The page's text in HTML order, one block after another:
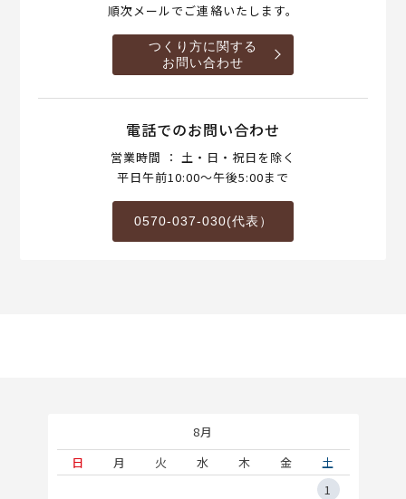
順次メールでご連絡いたします。
つくり方に関する
お問い合わせ
電話でのお問い合わせ
営業時間 ： 土・日・祝日を除く
平日午前10:00～午後5:00まで
0570-037-030(代表）
8月
日
月 火 水 木 金
土
1